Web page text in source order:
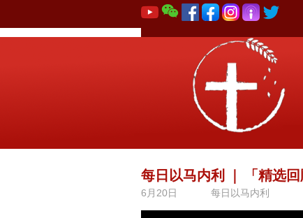
每日以马内利 「精选
6月20日 每日以马内利